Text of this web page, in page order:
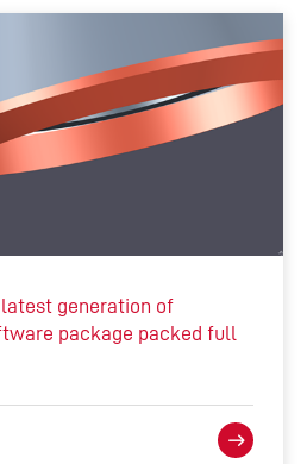
generation of
package packed full